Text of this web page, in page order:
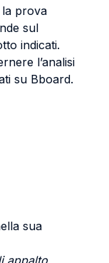
prova
sul
indicati.
l’analisi
su Bboard.
sua
appalto,